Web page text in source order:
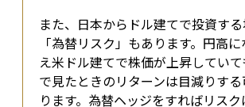
また、日本からドル建てで投資す
「為替リスク」もあります。円高
え米ドル建てで株価が上昇してい
で見たときのリターンは目減りす
ります。為替ヘッジをすればリス